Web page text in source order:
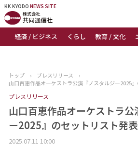
KK KYODO NEWS SITE
経済 / ビジネス くらし 教育 / 文化
KK KYODONEWS SITE
トップページ
ニュース
おすすめコンテンツ
出版物
トップ › プレスリリース
›
山口百恵作品オーケストラ公演『ノスタルジー2025』
プレスリリース
山口百恵作品オーケストラ
ー2025』のセットリスト発表
2025.07.11 10:00